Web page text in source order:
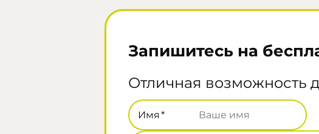
Запишитесь на
Отличная возможность
Имя *